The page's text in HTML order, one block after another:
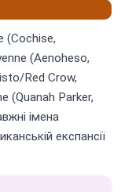
(Cochise,
(Aenoheso,
Red Crow,
(Quanah Parker,
імена
експансії